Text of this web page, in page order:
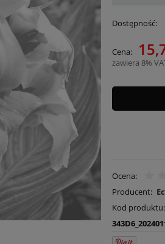
Dostępność:
Cena:
zawiera 8%
Ocena:
Producent:
Kod produktu: